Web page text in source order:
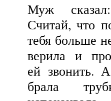
Муж
Считай, что
тебя больше
верила и
ей звонить.
брала